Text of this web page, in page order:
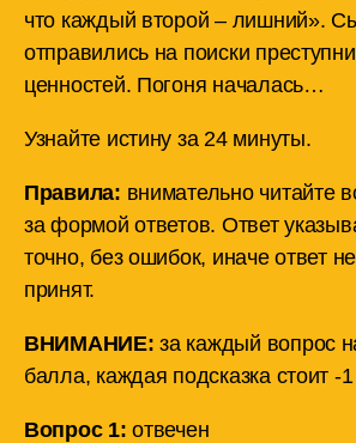
что каждый второй – лишний».
отправились на поиски
ценностей. Погоня началась…
Узнайте истину за 24 минуты.
Правила: внимательно читайте
за формой ответов. Ответ
точно, без ошибок, иначе ответ
принят.
ВНИМАНИЕ: за каждый вопрос
балла, каждая подсказка стоит -
Вопрос 1: отвечен